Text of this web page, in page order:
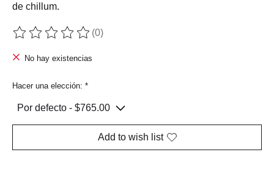
de chillum.
The rating of this product is
(0)
No hay existencias
Hacer una elección: *
Add to wish list